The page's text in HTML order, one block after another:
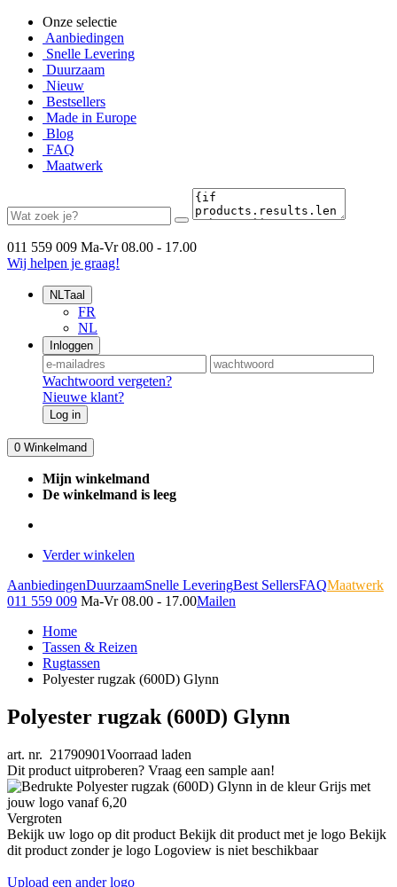
Onze selectie
Aanbiedingen
Snelle Levering
Duurzaam
Nieuw
Bestsellers
Made in Europe
Blog
FAQ
Maatwerk
011 559 009 Ma-Vr 08.00 - 17.00
Wij helpen je graag!
NLTaal
FR
NL
Inloggen
Wachtwoord vergeten?
Nieuwe klant?
Log in
0 Winkelmand
Mijn winkelmand
De winkelmand is leeg
Verder winkelen
AanbiedingenDuurzaamSnelle LeveringBest SellersFAQMaatwerk
011 559 009 Ma-Vr 08.00 - 17.00Mailen
Home
Tassen & Reizen
Rugtassen
Polyester rugzak (600D) Glynn
Polyester rugzak (600D) Glynn
art. nr. 21790901Voorraad laden
Dit product uitproberen? Vraag een sample aan!
Vergroten
Bekijk uw logo op dit product Bekijk dit product met je logo Bekijk
dit product zonder je logo Logoview is niet beschikbaar
Upload een ander logo